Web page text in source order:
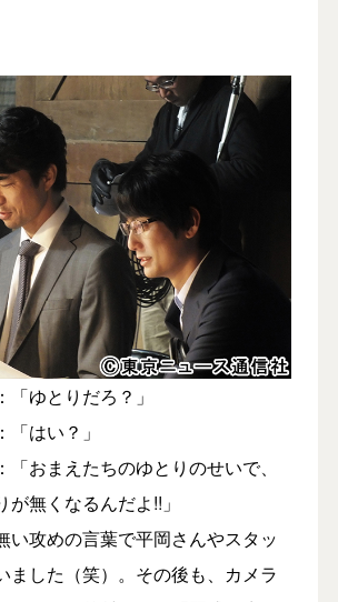
ゆとりだろ？」
はい？」
おまえたちのゆとりのせいで、
が無くなるんだよ!!」
い攻めの言葉で平岡さんやスタッ
ました（笑）。その後も、カメラ